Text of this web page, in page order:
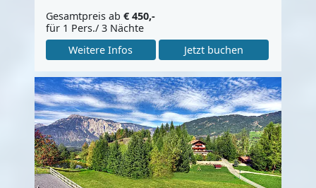
Gesamtpreis ab € 450,-
für 1 Pers./ 3 Nächte
Weitere Infos
Jetzt buchen